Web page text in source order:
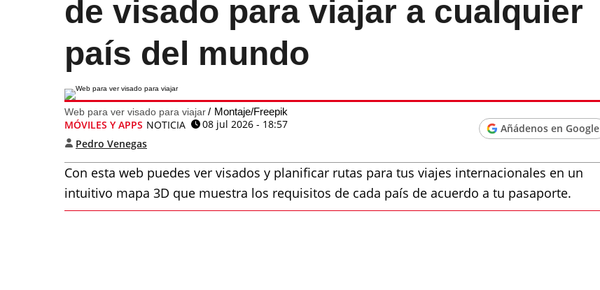
de visado para viajar a cualquier
país del mundo
Web para ver visado para viajar Montaje/Freepik
MÓVILES Y APPS NOTICIA
08 jul 2026 - 18:57
Pedro Venegas
Añádenos en Google
Con esta web puedes ver visados y planificar rutas para tus viajes internacionales en un
intuitivo mapa 3D que muestra los requisitos de cada país de acuerdo a tu pasaporte.